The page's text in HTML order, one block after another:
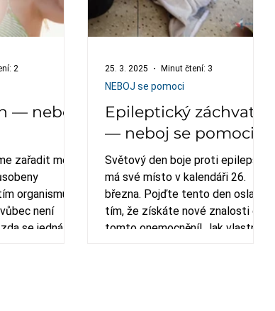
— neboj
zařadit mezi
organismu.
není
se jedná o
2
Epileptický záchvat
— neboj se pomoci!
Světový den boje proti epilepsii
má své místo v kalendáři 26.
března. Pojďte tento den oslavit
tím, že získáte nové znalosti o
tomto onemocnění! Jak vlastně
NEBOJ se pomoci
25. 3. 2025 Minut čtení: 3